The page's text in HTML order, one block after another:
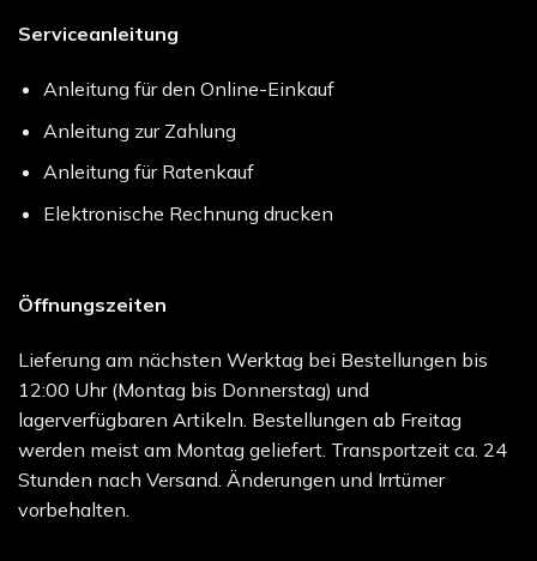
Serviceanleitung
Anleitung für den Online-Einkauf
Anleitung zur Zahlung
Anleitung für Ratenkauf
Elektronische Rechnung drucken
Öffnungszeiten
Lieferung am nächsten Werktag bei Bestellungen bis
12:00 Uhr (Montag bis Donnerstag) und
lagerverfügbaren Artikeln. Bestellungen ab Freitag
werden meist am Montag geliefert. Transportzeit ca. 24
Stunden nach Versand. Änderungen und Irrtümer
vorbehalten.